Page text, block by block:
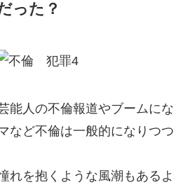
った？
能人の不倫報道やブームにな
など不倫は一般的になりつつ
れを抱くような風潮もあるよ